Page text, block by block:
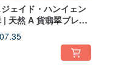
ェイド・ハンイェン
| 天然 A 貨翡翠ブレス